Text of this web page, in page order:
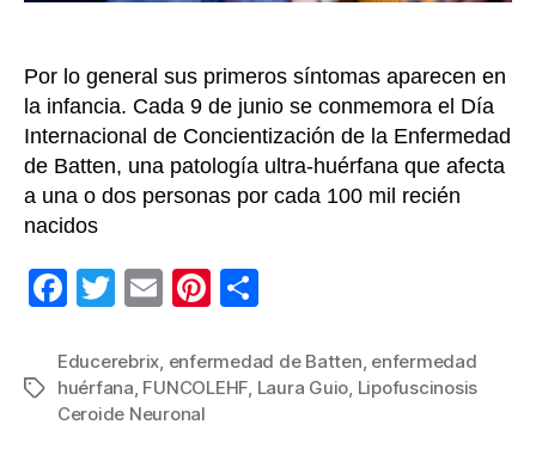
Por lo general sus primeros síntomas aparecen en
la infancia. Cada 9 de junio se conmemora el Día
Internacional de Concientización de la Enfermedad
de Batten, una patología ultra-huérfana que afecta
a una o dos personas por cada 100 mil recién
nacidos
F
c
e
T
tt
er
E
ail
Pi
er
e
m
p
Etiquetas
Educerebrix, enfermedad de Batten, enfermedad
huérfana, FUNCOLEHF, Laura Guio, Lipofuscinosis
Ceroide Neuronal